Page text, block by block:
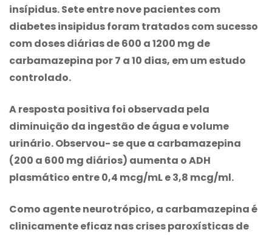
insípidus. Sete entre nove pacientes com
diabetes insipidus foram tratados com sucesso
com doses diárias de 600 a 1200 mg de
carbamazepina por 7 a 10 dias, em um estudo
controlado.
A resposta positiva foi observada pela
diminuição da ingestão de água e volume
urinário. Observou- se que a carbamazepina
(200 a 600 mg diários) aumenta o ADH
plasmático entre 0,4 mcg/mL e 3,8 mcg/ml.
Como agente neurotrópico, a carbamazepinaé
clinicamente eficaz nas crises paroxísticas de